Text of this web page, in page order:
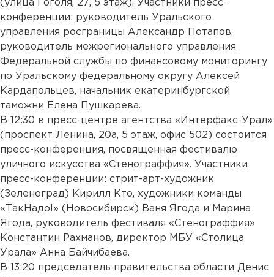
(улица Гоголя, 27, 5 этаж). Участники пресс-
конференции: руководитель Уральского
управления росграницы Александр Потапов,
руководитель межрегионального управления
Федеральной службы по финансовому мониторингу
по Уральскому федеральному округу Алексей
Кардапольцев, начальник екатеринбургской
таможни Елена Пушкарева.
В 12:30 в пресс-центре агентства «Интерфакс-Урал»
(проспект Ленина, 20а, 5 этаж, офис 502) состоится
пресс-конференция, посвященная фестивалю
уличного искусства «Стенограффия». Участники
пресс-конференции: стрит-арт-художник
(Зеленоград) Кирилл Кто, художники команды
«ТакНадо!» (Новосибирск) Ваня Ягода и Марина
Ягода, руководитель фестиваля «Стенограффия»
Константин Рахманов, директор МБУ «Столица
Урала» Анна Байчибаева.
В 13:20 председатель правительства области Денис